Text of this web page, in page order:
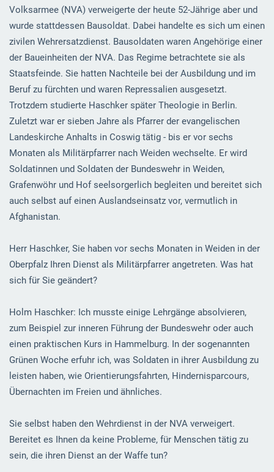
Volksarmee (NVA) verweigerte der heute 52-Jährige aber und
wurde stattdessen Bausoldat. Dabei handelte es sich um einen
zivilen Wehrersatzdienst. Bausoldaten waren Angehörige einer
der Baueinheiten der NVA. Das Regime betrachtete sie als
Staatsfeinde. Sie hatten Nachteile bei der Ausbildung und im
Beruf zu fürchten und waren Repressalien ausgesetzt.
Trotzdem studierte Haschker später Theologie in Berlin.
Zuletzt war er sieben Jahre als Pfarrer der evangelischen
Landeskirche Anhalts in Coswig tätig - bis er vor sechs
Monaten als Militärpfarrer nach Weiden wechselte. Er wird
Soldatinnen und Soldaten der Bundeswehr in Weiden,
Grafenwöhr und Hof seelsorgerlich begleiten und bereitet sich
auch selbst auf einen Auslandseinsatz vor, vermutlich in
Afghanistan.
Herr Haschker, Sie haben vor sechs Monaten in Weiden in der
Oberpfalz Ihren Dienst als Militärpfarrer angetreten. Was hat
sich für Sie geändert?
Holm Haschker: Ich musste einige Lehrgänge absolvieren,
zum Beispiel zur inneren Führung der Bundeswehr oder auch
einen praktischen Kurs in Hammelburg. In der sogenannten
Grünen Woche erfuhr ich, was Soldaten in ihrer Ausbildung zu
leisten haben, wie Orientierungsfahrten, Hindernisparcours,
Übernachten im Freien und ähnliches.
Sie selbst haben den Wehrdienst in der NVA verweigert.
Bereitet es Ihnen da keine Probleme, für Menschen tätig zu
sein, die ihren Dienst an der Waffe tun?